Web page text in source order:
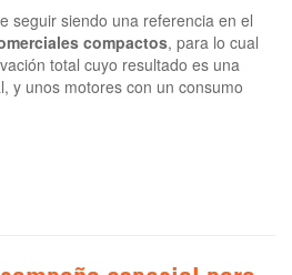
seguir siendo una referencia en el
compactos, para lo cual
total cuyo resultado es una
y unos motores con un consumo